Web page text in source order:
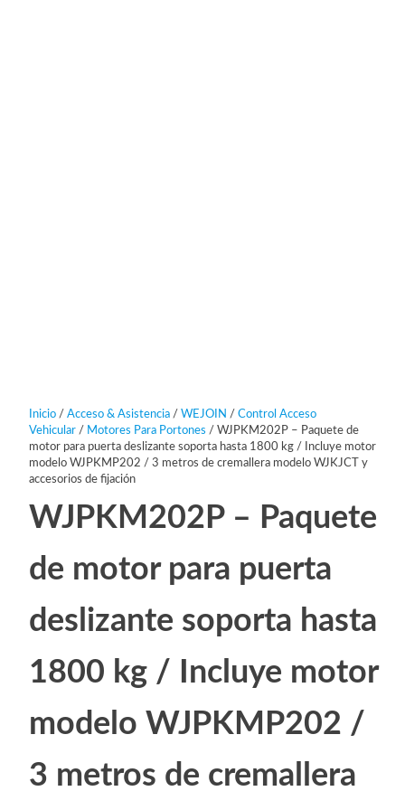
Inicio/ Acceso & Asistencia/ WEJOIN / Control Acceso
Vehicular/ Motores Para Portones / WJPKM202P – Paquete de
motor para puerta deslizante soporta hasta 1800 kg / Incluye motor
modelo WJPKMP202 / 3 metros de cremallera modelo WJKJCT y
accesorios de fijación
WJPKM202P – Paquete
de motor para puerta
deslizante soporta hasta
1800 kg / Incluye motor
modelo WJPKMP202 /
3 metros de cremallera